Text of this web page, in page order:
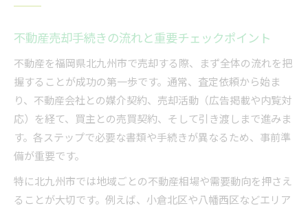
不動産売却手続きの流れと重要チェックポイント
不動産を福岡県北九州市で売却する際、まず全体の流れを把
握することが成功の第一歩です。通常、査定依頼から始ま
り、不動産会社との媒介契約、売却活動（広告掲載や内覧対
応）を経て、買主との売買契約、そして引き渡しまで進みま
す。各ステップで必要な書類や手続きが異なるため、事前準
備が重要です。
特に北九州市では地域ごとの不動産相場や需要動向を押さえ
ることが大切です。例えば、小倉北区や八幡西区などエリア